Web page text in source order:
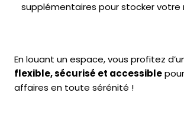
supplémentaires pour stocker votre
En louant un espace, vous profitez
flexible, sécurisé et accessible
affaires en toute sérénité !